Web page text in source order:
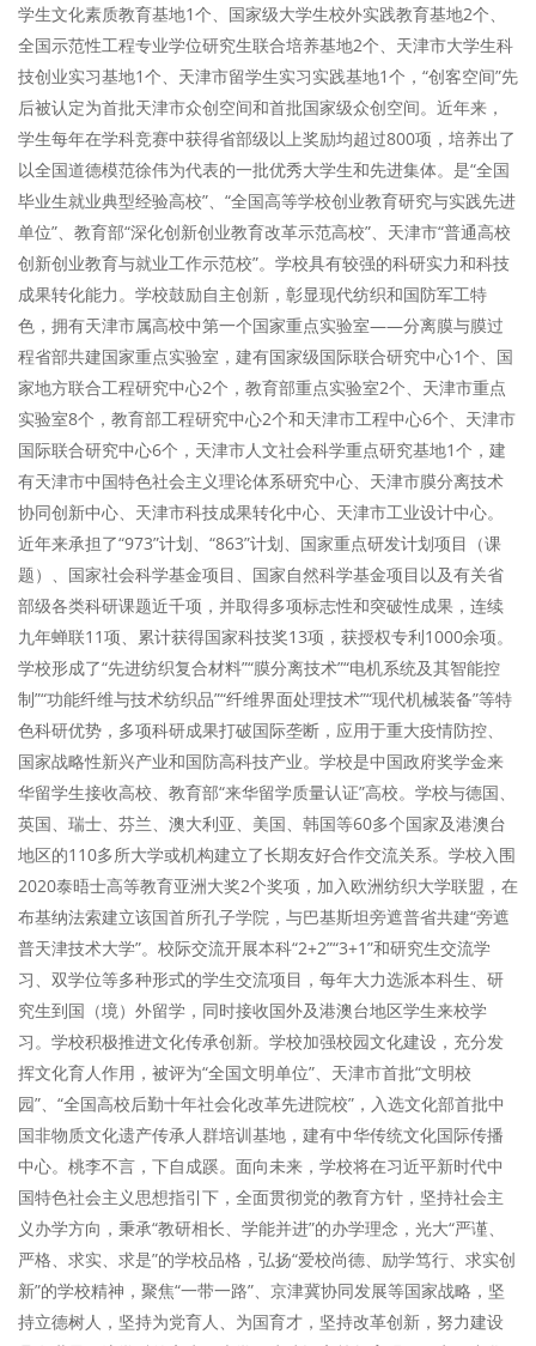
学生文化素质教育基地1个、国家级大学生校外实践教育基地2个、
全国示范性工程专业学位研究生联合培养基地2个、天津市大学生科
技创业实习基地1个、天津市留学生实习实践基地1个，“创客空间”先
后被认定为首批天津市众创空间和首批国家级众创空间。近年来，
学生每年在学科竞赛中获得省部级以上奖励均超过800项，培养出了
以全国道德模范徐伟为代表的一批优秀大学生和先进集体。是“全国
毕业生就业典型经验高校”、“全国高等学校创业教育研究与实践先进
单位”、教育部“深化创新创业教育改革示范高校”、天津市“普通高校
创新创业教育与就业工作示范校”。学校具有较强的科研实力和科技
成果转化能力。学校鼓励自主创新，彰显现代纺织和国防军工特
色，拥有天津市属高校中第一个国家重点实验室——分离膜与膜过
程省部共建国家重点实验室，建有国家级国际联合研究中心1个、国
家地方联合工程研究中心2个，教育部重点实验室2个、天津市重点
实验室8个，教育部工程研究中心2个和天津市工程中心6个、天津市
国际联合研究中心6个，天津市人文社会科学重点研究基地1个，建
有天津市中国特色社会主义理论体系研究中心、天津市膜分离技术
协同创新中心、天津市科技成果转化中心、天津市工业设计中心。
近年来承担了“973”计划、“863”计划、国家重点研发计划项目（课
题）、国家社会科学基金项目、国家自然科学基金项目以及有关省
部级各类科研课题近千项，并取得多项标志性和突破性成果，连续
九年蝉联11项、累计获得国家科技奖13项，获授权专利1000余项。
学校形成了“先进纺织复合材料”“膜分离技术”“电机系统及其智能控
制”“功能纤维与技术纺织品”“纤维界面处理技术”“现代机械装备”等特
色科研优势，多项科研成果打破国际垄断，应用于重大疫情防控、
国家战略性新兴产业和国防高科技产业。学校是中国政府奖学金来
华留学生接收高校、教育部“来华留学质量认证”高校。学校与德国、
英国、瑞士、芬兰、澳大利亚、美国、韩国等60多个国家及港澳台
地区的110多所大学或机构建立了长期友好合作交流关系。学校入围
2020泰晤士高等教育亚洲大奖2个奖项，加入欧洲纺织大学联盟，在
布基纳法索建立该国首所孔子学院，与巴基斯坦旁遮普省共建“旁遮
普天津技术大学”。校际交流开展本科“2+2”“3+1”和研究生交流学
习、双学位等多种形式的学生交流项目，每年大力选派本科生、研
究生到国（境）外留学，同时接收国外及港澳台地区学生来校学
习。学校积极推进文化传承创新。学校加强校园文化建设，充分发
挥文化育人作用，被评为“全国文明单位”、天津市首批“文明校
园”、“全国高校后勤十年社会化改革先进院校”，入选文化部首批中
国非物质文化遗产传承人群培训基地，建有中华传统文化国际传播
中心。桃李不言，下自成蹊。面向未来，学校将在习近平新时代中
国特色社会主义思想指引下，全面贯彻党的教育方针，坚持社会主
义办学方向，秉承“教研相长、学能并进”的办学理念，光大“严谨、
严格、求实、求是”的学校品格，弘扬“爱校尚德、励学笃行、求实创
新”的学校精神，聚焦“一带一路”、京津冀协同发展等国家战略，坚
持立德树人，坚持为党育人、为国育才，坚持改革创新，努力建设